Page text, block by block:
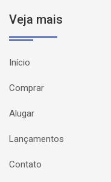
Veja mais
Início
Comprar
Alugar
Lançamentos
Contato